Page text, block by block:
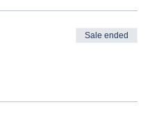
Sale ended